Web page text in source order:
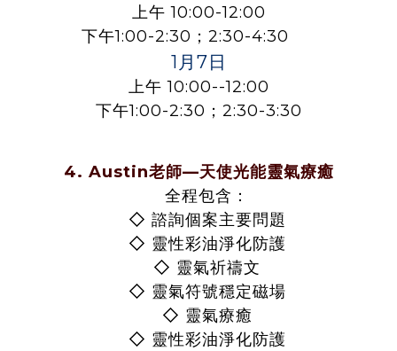
上午 10:00-12:00
下午1:00-2:30；2:30-4:30
1月7日
上午 10:00--12:00
下午1:00-2:30；2:30-3:30
4. Austin老師—天使光能靈氣療癒
全程包含：
◇ 諮詢個案主要問題
◇ 靈性彩油淨化防護
◇ 靈氣祈禱文
◇ 靈氣符號穩定磁場
◇ 靈氣療癒
◇ 靈性彩油淨化防護